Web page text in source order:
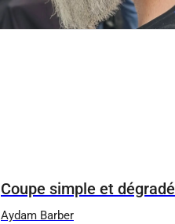
Coupe simple et dégradé
Aydam Barber